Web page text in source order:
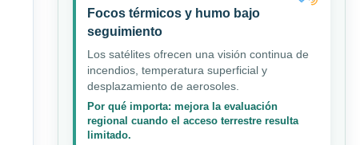
Focos térmicos y humo bajo
seguimiento
Los satélites ofrecen una visión continua de
incendios, temperatura superficial y
desplazamiento de aerosoles.
Por qué importa: mejora la evaluación
regional cuando el acceso terrestre resulta
limitado.